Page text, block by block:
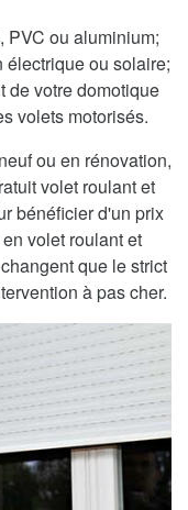
PVC ou aluminium;
électrique ou solaire;
de votre domotique
volets motorisés.
ou en rénovation,
volet roulant et
bénéficier d'un prix
volet roulant et
que le strict
à pas cher.